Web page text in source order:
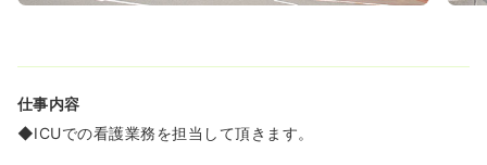
目指して、地域に密着した医療を提供しています。
≪充実した研修プログラム≫
◆入職後には、3週間もの期間をかけて、しっかりとした
看護部教育研修をご用意しております。その方の経験に応
仕事内容
◆ICUでの看護業務を担当して頂きます。